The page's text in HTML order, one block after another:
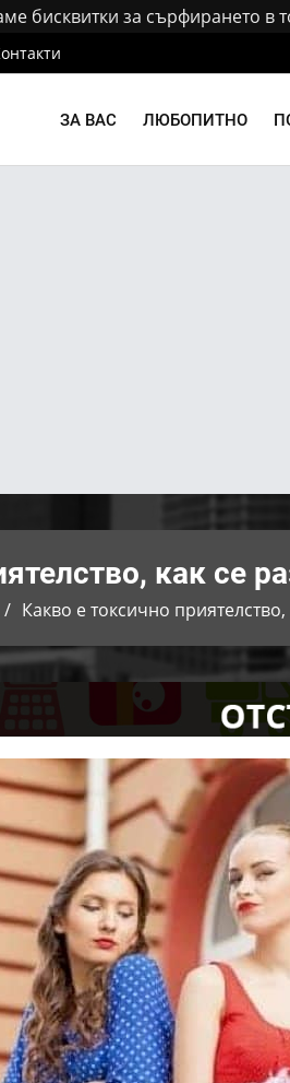
бисквитки за сърфирането в
ЗА ВАС ЛЮБОПИТНО
как се
Какво е токсично